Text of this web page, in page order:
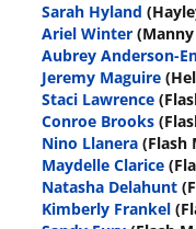
Sarah Hyland
Ariel Winter
Aubrey Anderson-
Jeremy Maguire
Staci Lawrence
Conroe Brooks
Nino Llanera (Flash
Maydelle Clarice
Natasha Delahunt
Kimberly Frankel